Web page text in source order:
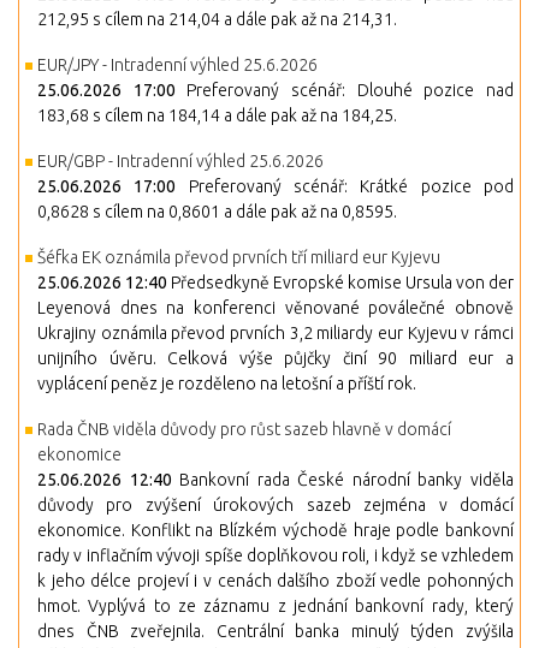
212,95 s cílem na 214,04 a dále pak až na 214,31.
EUR/JPY - Intradenní výhled 25.6.2026
25.06.2026 17:00 Preferovaný scénář: Dlouhé pozice nad
183,68 s cílem na 184,14 a dále pak až na 184,25.
EUR/GBP - Intradenní výhled 25.6.2026
25.06.2026 17:00 Preferovaný scénář: Krátké pozice pod
0,8628 s cílem na 0,8601 a dále pak až na 0,8595.
Šéfka EK oznámila převod prvních tří miliard eur Kyjevu
25.06.2026 12:40 Předsedkyně Evropské komise Ursula von der
Leyenová dnes na konferenci věnované poválečné obnově
Ukrajiny oznámila převod prvních 3,2 miliardy eur Kyjevu v rámci
unijního úvěru. Celková výše půjčky činí 90 miliard eur a
vyplácení peněz je rozděleno na letošní a příští rok.
Rada ČNB viděla důvody pro růst sazeb hlavně v domácí
ekonomice
25.06.2026 12:40 Bankovní rada České národní banky viděla
důvody pro zvýšení úrokových sazeb zejména v domácí
ekonomice. Konflikt na Blízkém východě hraje podle bankovní
rady v inflačním vývoji spíše doplňkovou roli, i když se vzhledem
k jeho délce projeví i v cenách dalšího zboží vedle pohonných
hmot. Vyplývá to ze záznamu z jednání bankovní rady, který
dnes ČNB zveřejnila. Centrální banka minulý týden zvýšila